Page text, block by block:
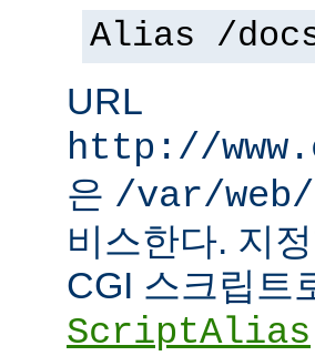
Alias /
URL
http://
은 /var/
비스한다. 지
CGI 스크립트
ScriptAlias